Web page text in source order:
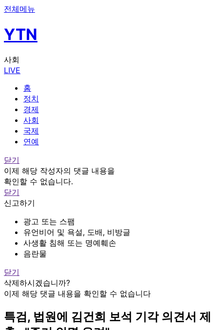
전체메뉴
YTN
사회
LIVE
홈
정치
경제
사회
국제
연예
닫기
이제 해당 작성자의 댓글 내용을
확인할 수 없습니다.
닫기
신고하기
광고 또는 스팸
유언비어 및 욕설, 도배, 비방글
사생활 침해 또는 명예훼손
음란물
닫기
삭제하시겠습니까?
이제 해당 댓글 내용을 확인할 수 없습니다
특검, 법원에 김건희 보석 기각 의견서 제